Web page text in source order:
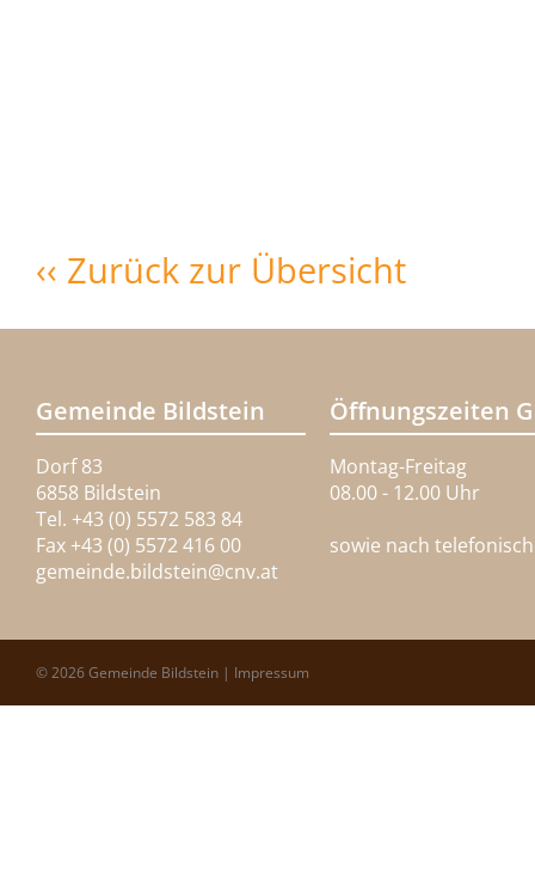
‹‹ Zurück zur Übersicht
Gemeinde Bildstein
Dorf 83
6858 Bildstein
Tel. +43 (0) 5572 583 84
Fax +43 (0) 5572 416 00
gemeinde.bildstein@cnv.at
Öffnungszeiten
Montag-Freitag
08.00 - 12.00 Uhr
sowie nach
© 2026 Gemeinde Bildstein | Impressum